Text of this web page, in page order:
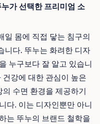
가 선택한 프리미엄 소
일 몸에 직접 닿는 침구의
니다. 뚜누는 화려한 디자
누구보다 잘 알고 있습니
강에 대한 관심이 높은
수면 환경을 제공하기
다. 이는 디자인뿐만 아니
는 뚜누의 브랜드 철학을